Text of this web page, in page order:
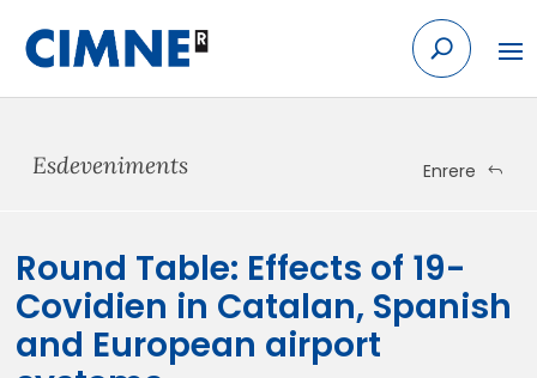
content
Esdeveniments Enrere
Round Table: Effects of 19-
Covidien in Catalan, Spanish
and European airport